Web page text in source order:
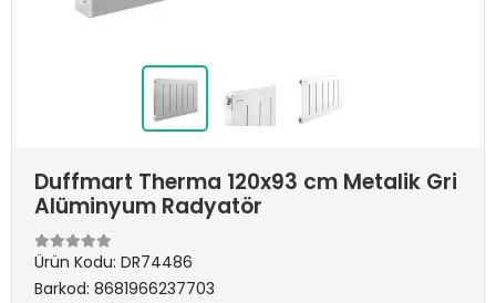
Duffmart Therma 120x93 cm Metalik Gri
Alüminyum Radyatör
Ürün Kodu: DR74486
Barkod: 8681966237703